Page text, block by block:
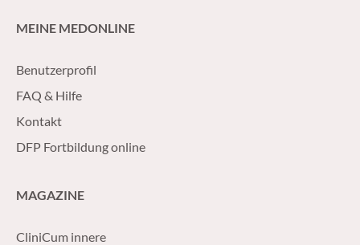
MEINE MEDONLINE
Benutzerprofil
FAQ & Hilfe
Kontakt
DFP Fortbildung online
MAGAZINE
CliniCum innere